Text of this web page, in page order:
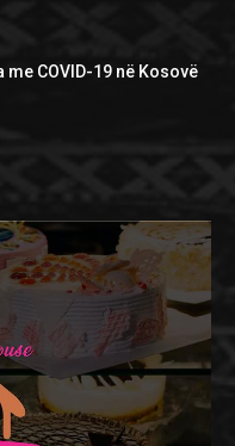
me COVID-19 në Kosovë